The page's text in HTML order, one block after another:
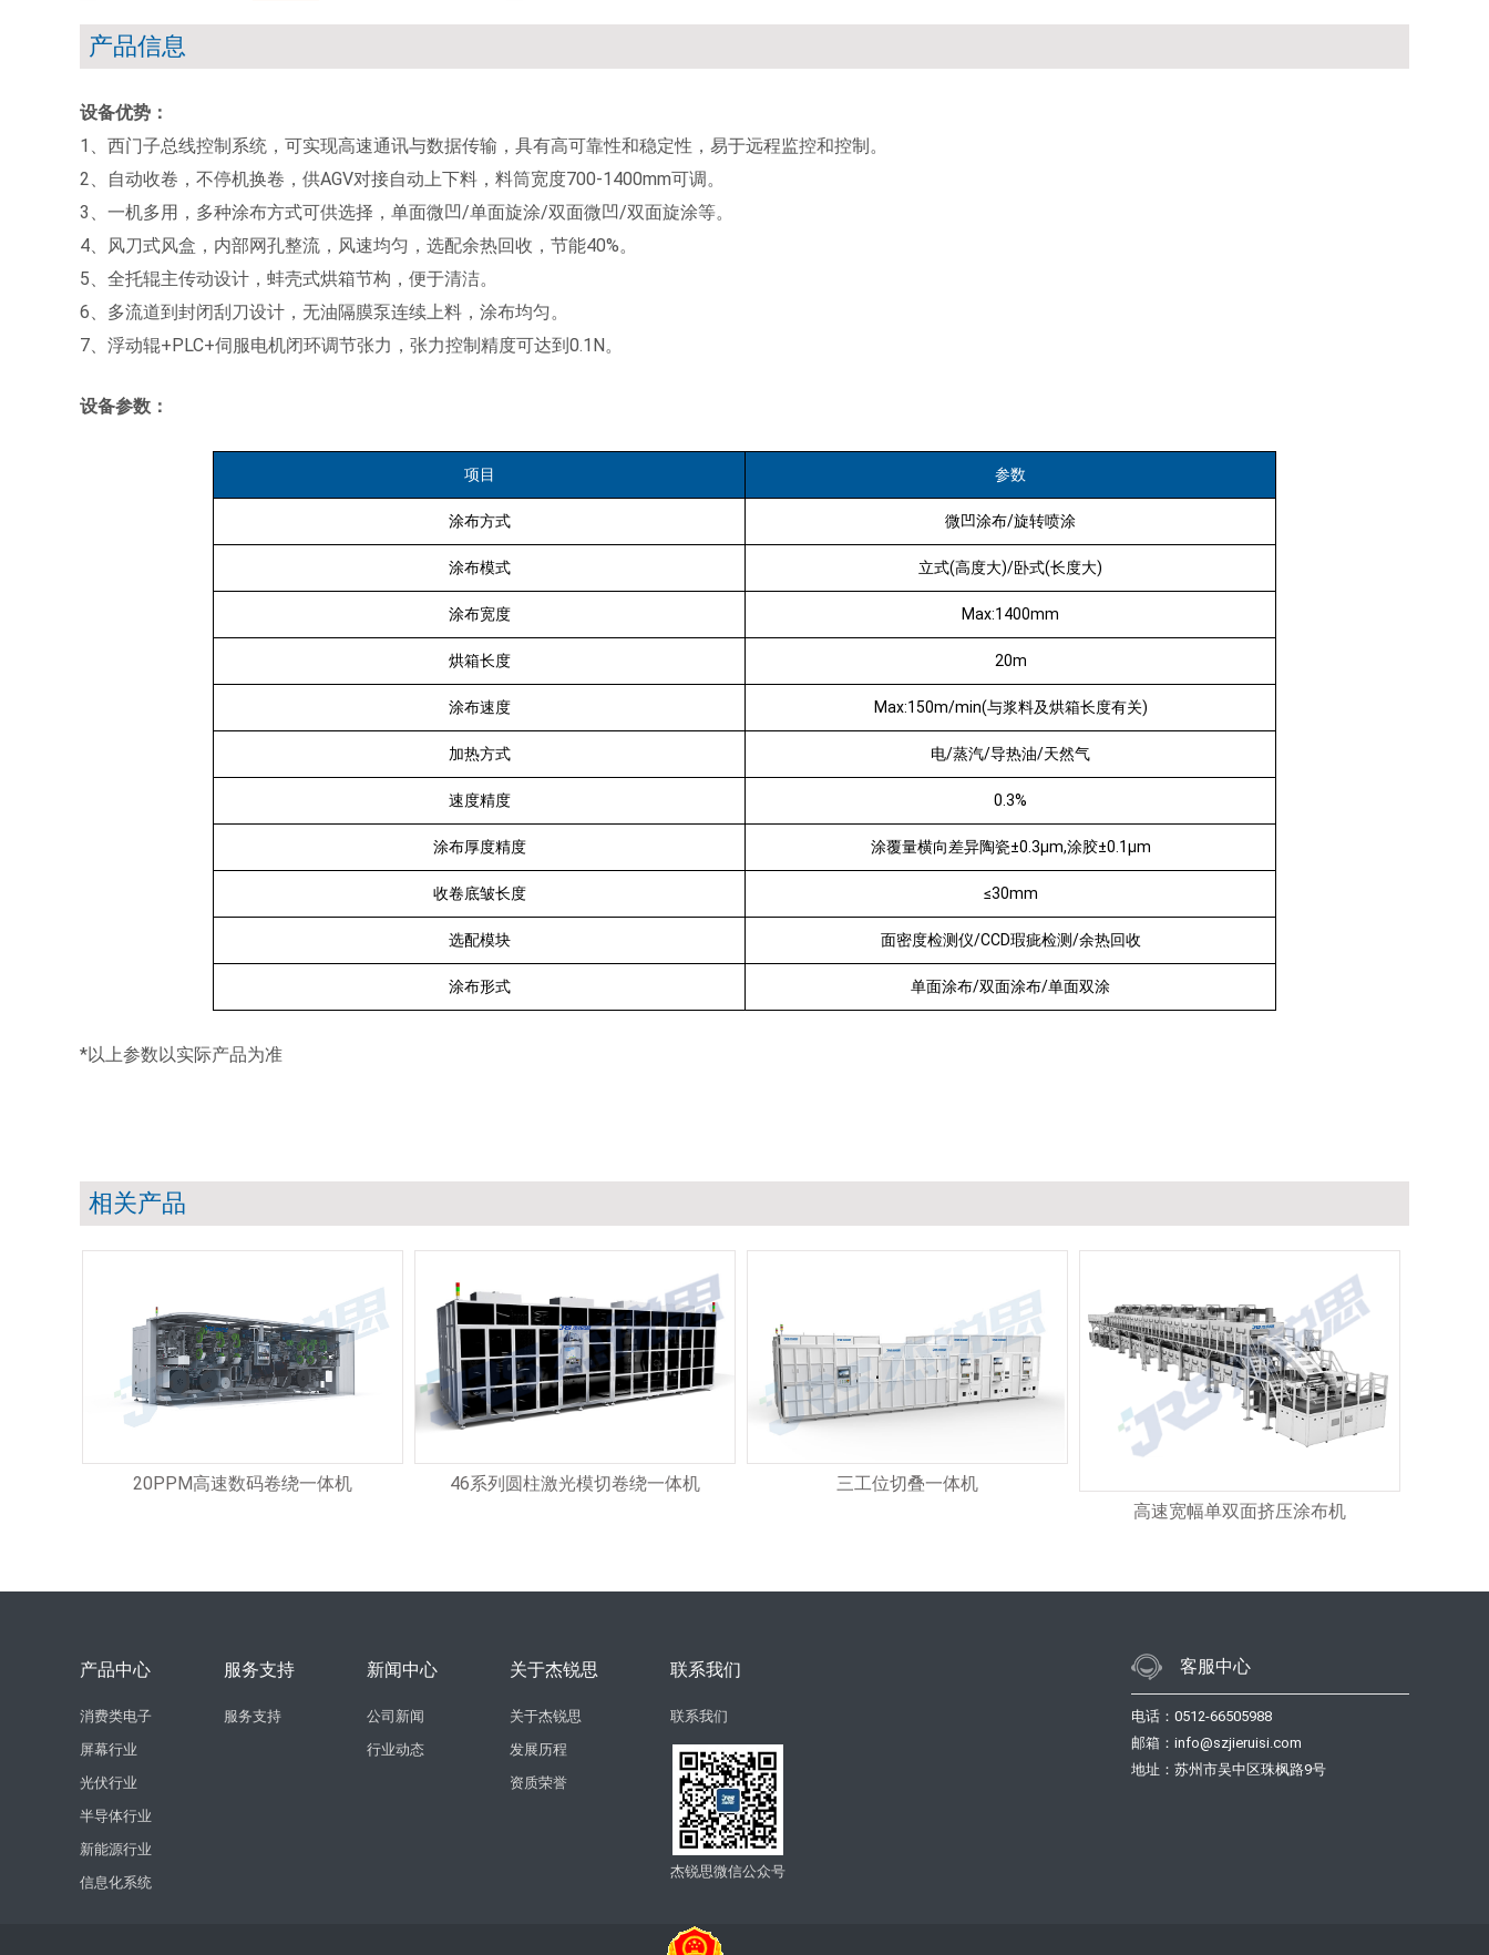
产品信息
设备优势：
1、西门子总线控制系统，可实现高速通讯与数据传输，具有高可靠性和稳定性，易于远程监控和控制。
2、自动收卷，不停机换卷，供AGV对接自动上下料，料筒宽度700-1400mm可调。
3、一机多用，多种涂布方式可供选择，单面微凹/单面旋涂/双面微凹/双面旋涂等。
4、风刀式风盒，内部网孔整流，风速均匀，选配余热回收，节能40%。
5、全托辊主传动设计，蚌壳式烘箱节构，便于清洁。
6、多流道到封闭刮刀设计，无油隔膜泵连续上料，涂布均匀。
7、浮动辊+PLC+伺服电机闭环调节张力，张力控制精度可达到0.1N。
设备参数：
项目 参数
涂布方式 微凹涂布/旋转喷涂
涂布模式 立式(高度大)/卧式(长度大)
涂布宽度 Max:1400mm
烘箱长度 20m
涂布速度 Max:150m/min(与浆料及烘箱长度有关)
加热方式 电/蒸汽/导热油/天然气
速度精度 0.3%
涂布厚度精度 涂覆量横向差异陶瓷±0.3μm,涂胶±0.1μm
收卷底皱长度 ≤30mm
选配模块 面密度检测仪/CCD瑕疵检测/余热回收
涂布形式 单面涂布/双面涂布/单面双涂
*以上参数以实际产品为准
相关产品
20PPM高速数码卷绕一体机 46系列圆柱激光模切卷绕一体机
三工位切叠一体机
高速宽幅单双面挤压涂布机
产品中心
消费类电子
屏幕行业
光伏行业
半导体行业
新能源行业
信息化系统
服务支持
服务支持
新闻中心
公司新闻
行业动态
关于杰锐思
关于杰锐思
发展历程
资质荣誉
联系我们
联系我们
杰锐思微信公众号
客服中心
电话：0512-66505988
邮箱：info@szjieruisi.com
地址：苏州市吴中区珠枫路9号